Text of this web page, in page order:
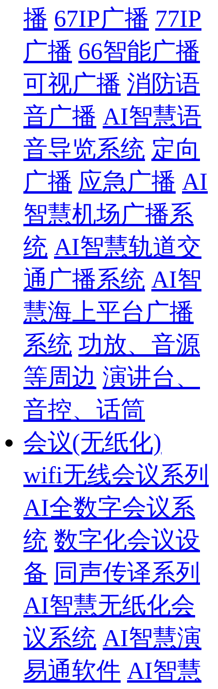
播 67IP广播 77IP
广播 66智能广播
可视广播 消防语
音广播 AI智慧语
音导览系统 定向
广播 应急广播 AI
智慧机场广播系
统 AI智慧轨道交
通广播系统 AI智
慧海上平台广播
系统 功放、音源
等周边 演讲台、
音控、话筒
会议(无纸化)
wifi无线会议系列
AI全数字会议系
统 数字化会议设
备 同声传译系列
AI智慧无纸化会
议系统 AI智慧演
易通软件 AI智慧